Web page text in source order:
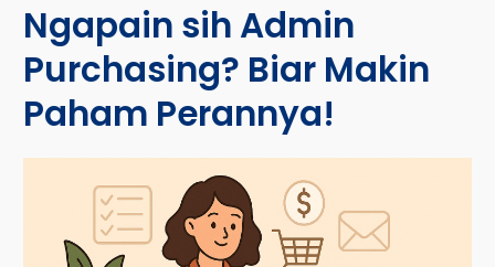
Ngapain sih Admin
Purchasing? Biar Makin
Paham Perannya!